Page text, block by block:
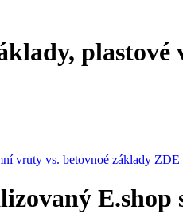
plastové
vruty vs. betovnoé základy ZDE
E.shop